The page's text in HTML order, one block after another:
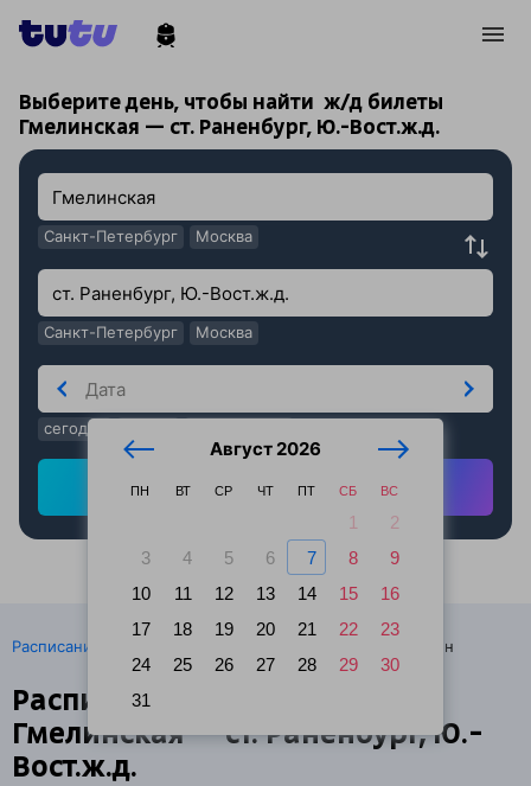
Выберите день, чтобы найти ж/д билеты
Гмелинская — ст. Раненбург, Ю.-Вост.ж.д.
Санкт-Петербург Москва
Санкт-Петербург Москва
Август 2026
ПН ВТ СР ЧТ ПТ СБ ВС
1
2
3
4 5 6 7 8
9
10
11 12 13 14 15
16
17
18 19 20 21 22
23
24
25 26 27 28 29
30
31
сегодня
Найти ж/д билеты
Расписание поездов Ж/д билеты Гмелинка → Чаплыгин
Расписание поездов
Гмелинская — ст. Раненбург, Ю.-
Вост.ж.д.